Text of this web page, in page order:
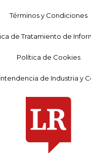
Términos y Condiciones
de Tratamiento de
Política de Cookies
de Industria y